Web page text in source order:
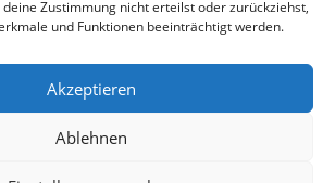
Zustimmung nicht erteilst oder zurückziehst,
und Funktionen beeinträchtigt werden.
Akzeptieren
Ablehnen